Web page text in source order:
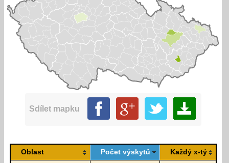
Sdílet mapku
Oblast Počet výskytů Každý x-tý